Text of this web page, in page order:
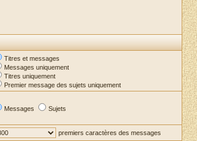
Titres et messages
Messages uniquement
Titres uniquement
Premier message des sujets uniquement
Messages Sujets
premiers caractères des messages